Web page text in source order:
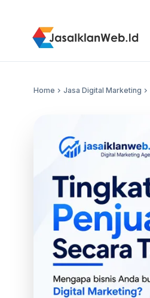
Home chevron_right Jasa Digital Marketing chevron_right